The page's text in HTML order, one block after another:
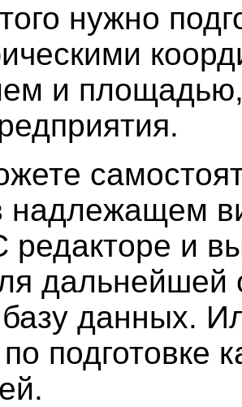
нужно
и
надлежащем
редакторе и
дальнейшей
данных.
по подготовке